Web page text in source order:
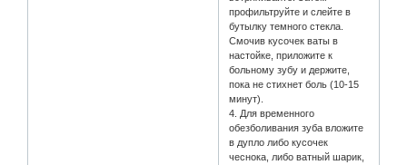
профильтруйте и слейте в
бутылку темного стекла.
Смочив кусочек ваты в
настойке, приложите к
больному зубу и держите,
пока не стихнет боль (10-15
минут).
4. Для временного
обезболивания зуба вложите
в дупло либо кусочек
чеснока, либо ватный шарик,